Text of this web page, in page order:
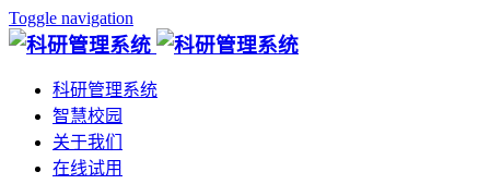
Toggle navigation
科研管理系统
智慧校园
关于我们
在线试用